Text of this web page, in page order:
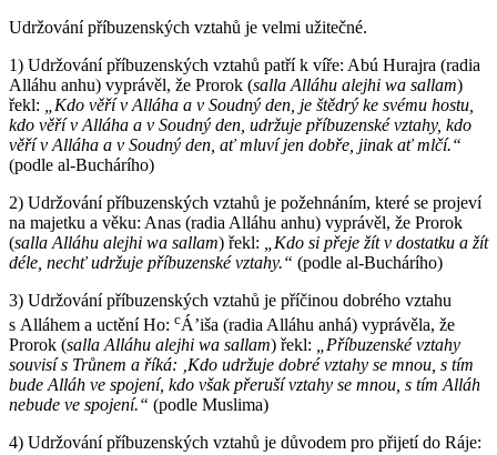
Udržování příbuzenských vztahů je velmi užitečné.
1) Udržování příbuzenských vztahů patří k víře: Abú Hurajra (radia
Alláhu anhu) vyprávěl, že Prorok (salla Alláhu alejhi wa sallam)
řekl:
„Kdo věří v Alláha a v Soudný den, je štědrý ke svému hostu,
kdo věří v Alláha a v Soudný den, udržuje příbuzenské vztahy, kdo
věří v Alláha a v Soudný den, ať mluví jen dobře, jinak ať mlčí.“
(podle al-Buchárího)
2) Udržování příbuzenských vztahů je požehnáním, které se projeví
na majetku a věku: Anas (radia Alláhu anhu) vyprávěl, že Prorok
(salla Alláhu alejhi wa sallam) řekl:
„Kdo si přeje žít v dostatku a žít
déle, nechť udržuje příbuzenské vztahy.“ (podle al-Buchárího)
3) Udržování příbuzenských vztahů je příčinou dobrého vztahu
s Alláhem a uctění Ho: cÁ’iša (radia Alláhu anhá) vyprávěla, že
Prorok (salla Alláhu alejhi wa sallam) řekl:
„Příbuzenské vztahy
souvisí s Trůnem a říká: ‚Kdo udržuje dobré vztahy se mnou, s tím
bude Alláh ve spojení, kdo však přeruší vztahy se mnou, s tím Alláh
nebude ve spojení.“ (podle Muslima)
4) Udržování příbuzenských vztahů je důvodem pro přijetí do Ráje: